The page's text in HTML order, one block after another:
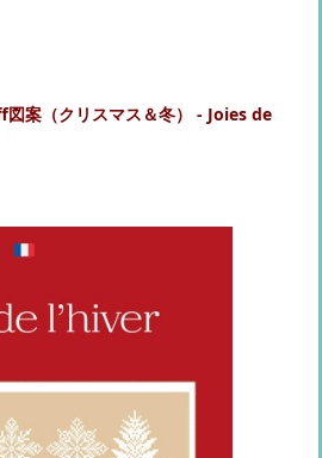
案（クリスマス＆冬） - Joies de